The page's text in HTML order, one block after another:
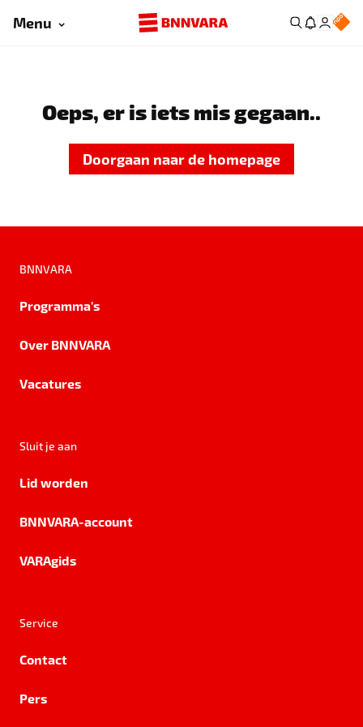
Menu
Oeps, er is iets mis gegaan..
Doorgaan naar de homepage
BNNVARA
Programma's
Over BNNVARA
Vacatures
Sluit je aan
Lid worden
BNNVARA-account
VARAgids
Service
Contact
Pers